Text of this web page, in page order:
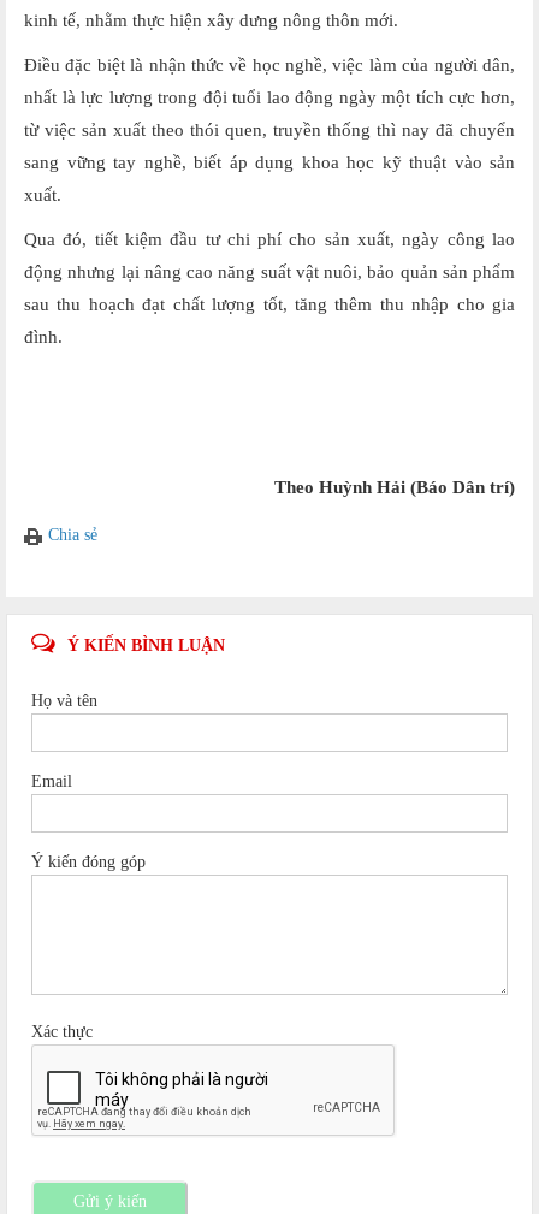
kinh tế, nhằm thực hiện xây dưng nông thôn mới.
Điều đặc biệt là nhận thức về học nghề, việc làm của người dân,
nhất là lực lượng trong đội tuổi lao động ngày một tích cực hơn,
từ việc sản xuất theo thói quen, truyền thống thì nay đã chuyển
sang vững tay nghề, biết áp dụng khoa học kỹ thuật vào sản
xuất.
Qua đó, tiết kiệm đầu tư chi phí cho sản xuất, ngày công lao
động nhưng lại nâng cao năng suất vật nuôi, bảo quản sản phẩm
sau thu hoạch đạt chất lượng tốt, tăng thêm thu nhập cho gia
đình.
Theo Huỳnh Hải (Báo Dân trí)
Chia sẻ
Ý KIẾN BÌNH LUẬN
Họ và tên
Email
Ý kiến đóng góp
Xác thực
Gửi ý kiến